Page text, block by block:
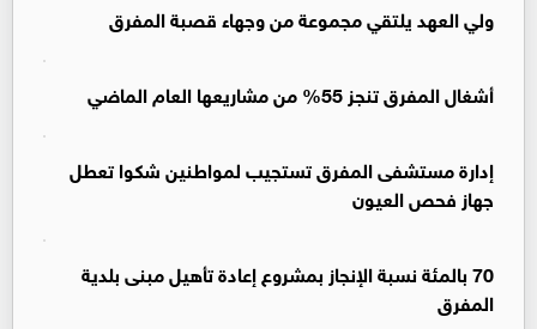
ولي العهد يلتقي مجموعة من وجهاء قصبة المفرق
أشغال المفرق تنجز 55% من مشاريعها العام الماضي
إدارة مستشفى المفرق تستجيب لمواطنين شكوا تعطل
جهاز فحص العيون
70 بالمئة نسبة الإنجاز بمشروع إعادة تأهيل مبنى بلدية
المفرق